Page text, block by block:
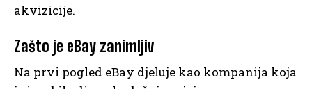
akvizicije.
Zašto je eBay zanimljiv
Na prvi pogled eBay djeluje kao kompanija koja